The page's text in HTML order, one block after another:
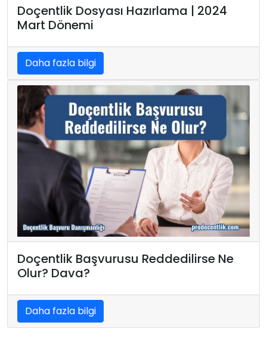
Doçentlik Dosyası Hazırlama | 2024
Mart Dönemi
Daha fazla bilgi
Doçentlik Başvurusu Reddedilirse Ne
Olur? Dava?
Daha fazla bilgi